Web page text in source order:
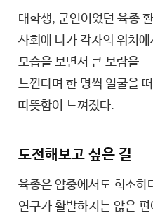
대학생, 군인이었던 육종
사회에 나가 각자의 위치
모습을 보면서 큰 보람을
느낀다며 한 명씩 얼굴을
따뜻함이 느껴졌다.
도전해보고 싶은 길
육종은 암중에서도 희소하
연구가 활발하지는 않은